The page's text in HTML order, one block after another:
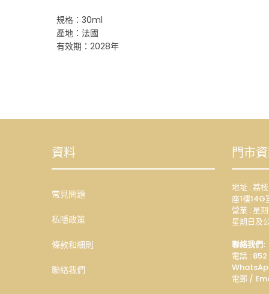
規格：30ml
產地：法國
有效期：2028年
資料
常見問題
私隱政策
條款和細則
聯絡我們
門市
地址 : 荔
座1樓
營業 : 星
星期日及
聯絡我們:
電話 :
電郵 /